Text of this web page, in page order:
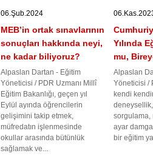
06.Şub.2024
MEB’in ortak sınavlarının
sonuçları hakkında neyi,
ne kadar biliyoruz?
Alpaslan Dartan - Eğitim
Yöneticisi / PDR Uzmanı Millî
Eğitim Bakanlığı, geçen yıl
Eylül ayında öğrencilerin
gelişimini takip etmek,
müfredatın işlenmesinde
okullar arasında bütünlük
sağlamak ve...
Yılında
mu,
Alpaslan
Yöneticisi /
kendi
sorgulama,
ayar
bir eğitim